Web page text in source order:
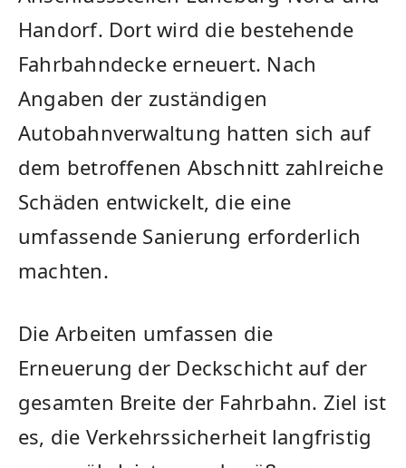
Handorf. Dort wird die bestehende
Fahrbahndecke erneuert. Nach
Angaben der zuständigen
Autobahnverwaltung hatten sich auf
dem betroffenen Abschnitt zahlreiche
Schäden entwickelt, die eine
umfassende Sanierung erforderlich
machten.
Die Arbeiten umfassen die
Erneuerung der Deckschicht auf der
gesamten Breite der Fahrbahn. Ziel ist
es, die Verkehrssicherheit langfristig